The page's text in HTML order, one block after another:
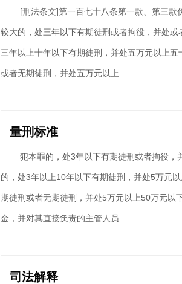
[刑法条文]第一百七十八条第一款、第三
较大的，处三年以下有期徒刑或者拘役，并处
三年以上十年以下有期徒刑，并处五万元以上
或者无期徒刑，并处五万元以上...
量刑标准
犯本罪的，处3年以下有期徒刑或者拘役
的，处3年以上10年以下有期徒刑，并处5万元
期徒刑或者无期徒刑，并处5万元以上50万元以
金，并对其直接负责的主管人员...
司法解释